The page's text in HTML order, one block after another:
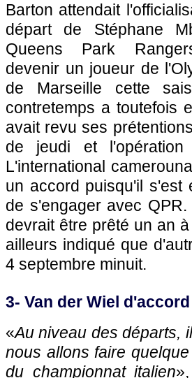
Barton attendait
départ de Stéphane
Queens Park
devenir un joueur de
de Marseille cette
contretemps a toutefois
avait revu ses
de jeudi et
L'international
un accord puisqu'il s'est
de s'engager avec
devrait être prêté un an à
ailleurs indiqué que
4 septembre minuit.
3- Van der Wiel
«Au niveau des départs,
nous allons faire
du championnat italien